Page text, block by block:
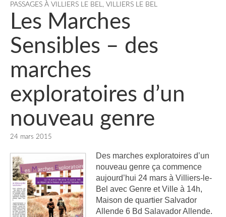
PASSAGES À VILLIERS LE BEL
VILLIERS LE BEL
Les Marches
Sensibles – des
marches
exploratoires d’un
nouveau genre
24 mars 2015
Des marches exploratoires d’un
nouveau genre ça commence
aujourd’hui 24 mars à Villiers-le-
Bel avec Genre et Ville à 14h,
Maison de quartier Salvador
Allende 6 Bd Salavador Allende.